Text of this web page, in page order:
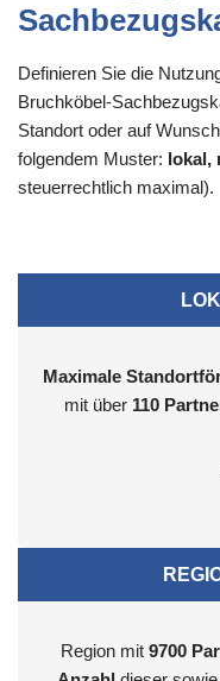
Definieren Sie die
Bruchköbel-
Standort oder auf
folgendem Muster: lokal,
steuerrechtlich maximal).
Maximale
mit über 110
Region mit 9700